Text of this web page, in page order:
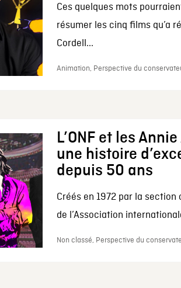
Ces quelques mots
résumer les cinq films qu’a
Cordell...
Animation, Perspective du
L’ONF et les
une histoire
depuis 50 ans
Créés en 1972 par la
de l’Association
Non classé, Perspective du